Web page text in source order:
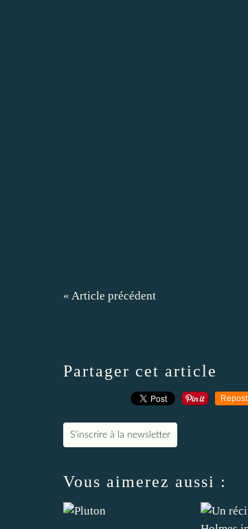
« Article précédent
Partager cet article
Repost
S'inscrire à la newsletter
Vous aimerez aussi :